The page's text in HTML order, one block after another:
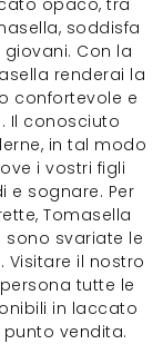
opaco, tra
soddisfa
Con la
renderai la
confortevole e
Il conosciuto
in tal modo
i vostri figli
e sognare. Per
Tomasella
svariate le
il nostro
tutte le
in laccato
vendita.